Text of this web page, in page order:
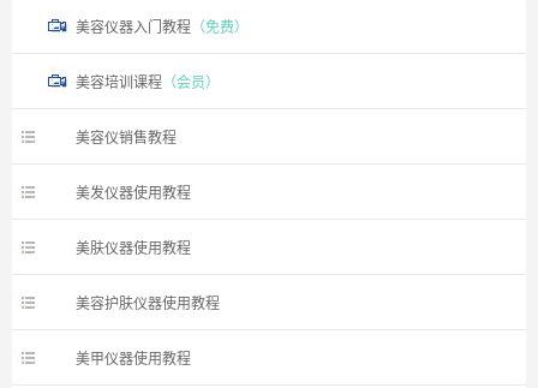
美容仪器入门教程 （免费）
美容培训课程 （会员）
美容仪销售教程
美发仪器使用教程
美肤仪器使用教程
美容护肤仪器使用教程
美甲仪器使用教程